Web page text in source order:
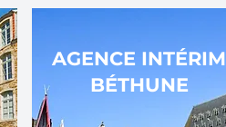
AGENCE INTÉRIM
BÉTHUNE